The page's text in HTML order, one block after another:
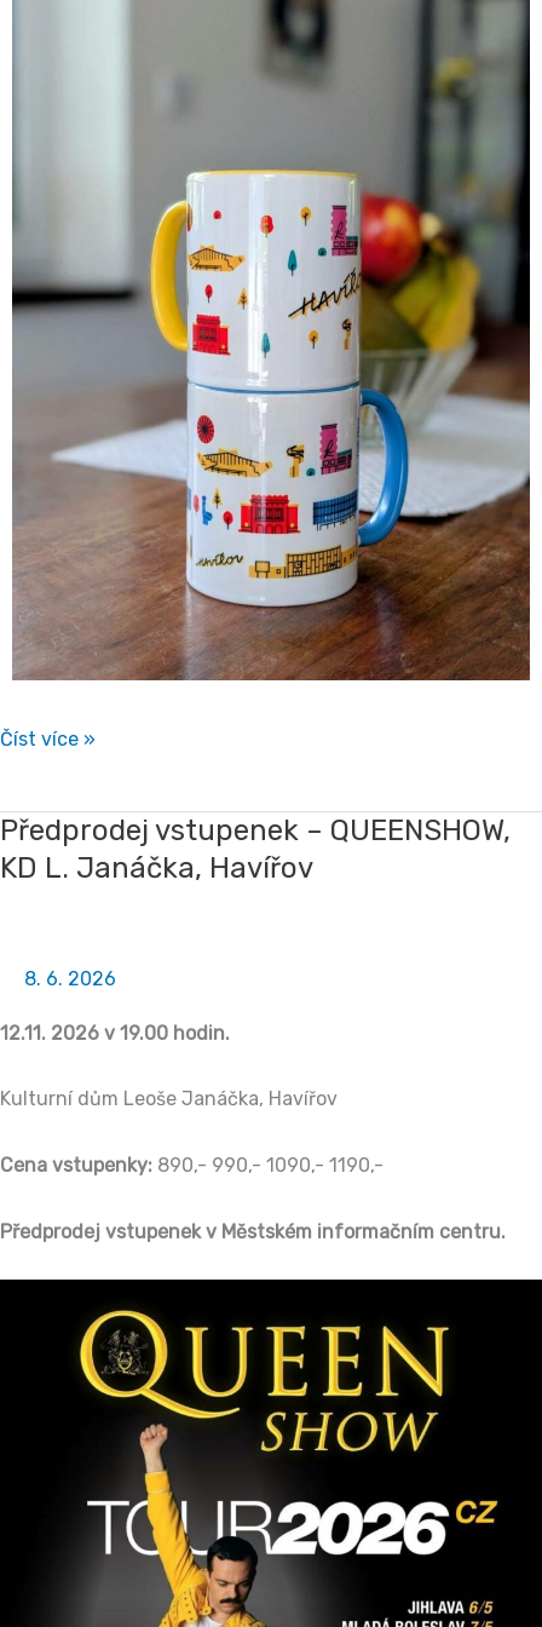
Číst více »
Předprodej vstupenek – QUEENSHOW,
KD L. Janáčka, Havířov
8. 6. 2026
12.11. 2026 v 19.00 hodin.
Kulturní dům Leoše Janáčka, Havířov
Cena vstupenky: 890,- 990,- 1090,- 1190,-
Předprodej vstupenek v Městském informačním centru.
Předprodej
vstupenek
Janáčka,